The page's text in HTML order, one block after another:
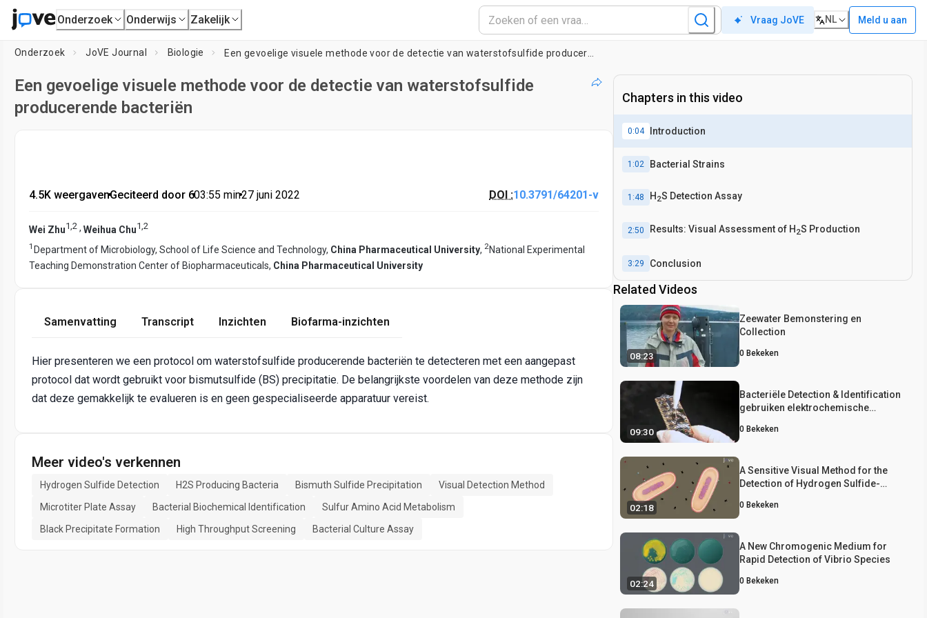
Onderzoek Onderwijs Zakelijk Vraag JoVE NL Meld u aan
Onderzoek JoVE Journal Biologie
Een gevoelige visuele methode voor de detectie van waterstofsulfide
producerende bacteriën
4.5K weergaven•Geciteerd door 6•03:55 min•27 juni 2022 DOI :10.3791/64201-v
Wei Zhu1,2 , Weihua Chu1,2
1 Department of Microbiology, School of Life Science and Technology, China Pharmaceutical University, 2National Experimental
Teaching Demonstration Center of Biopharmaceuticals, China Pharmaceutical University
Samenvatting Transcript Inzichten Biofarma-inzichten
Hier presenteren we een protocol om waterstofsulfide producerende bacteriën te detecteren met een aangepast
protocol dat wordt gebruikt voor bismutsulfide (BS) precipitatie. De belangrijkste voordelen van deze methode zijn
dat deze gemakkelijk te evalueren is en geen gespecialiseerde apparatuur vereist.
Meer video's verkennen
Hydrogen Sulfide Detection H2S Producing Bacteria Bismuth Sulfide Precipitation
Visual Detection Method
Microtiter Plate Assay
Bacterial Biochemical Identification
Sulfur Amino Acid Metabolism
Black Precipitate Formation
High Throughput Screening Bacterial Culture Assay
Chapters in this video
0:04 Introduction
1:02 Bacterial Strains
1:48 H2S Detection Assay
2:50 Results: Visual Assessment of H2S Production
3:29 Conclusion
Related Videos
08:23
Zeewater Bemonstering en
Collection
0 Bekeken
09:30
Bacteriële Detection & Identification
gebruiken elektrochemische
0 Bekeken
02:18
A Sensitive Visual Method for the
Detection of Hydrogen Sulfide-
0 Bekeken
02:24
A New Chromogenic Medium for
Rapid Detection of Vibrio Species
0 Bekeken